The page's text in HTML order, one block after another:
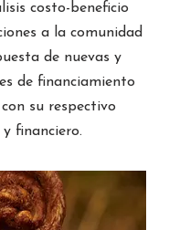
costo-beneficio
a la comunidad
de nuevas y
de financiamiento
su respectivo
financiero.